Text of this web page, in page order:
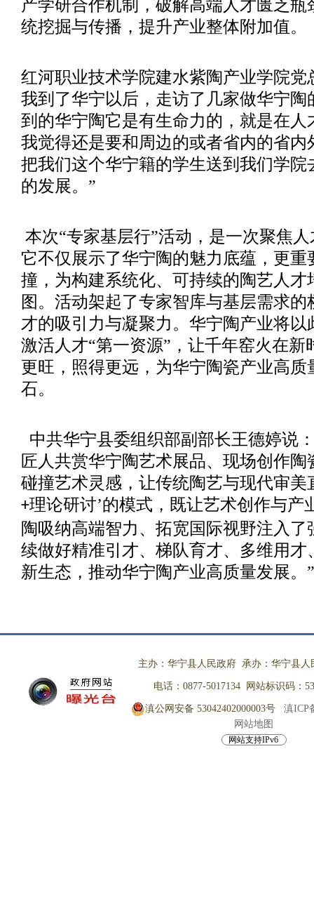
产学研合作机制，破解高端人才匮乏
统挖掘与传播，提升产业整体附加值。
红河职业技术学院建水紫陶产业学院党
我到了华宁以后，走访了几家做华宁
到的华宁陶它是有生命力的，就是在
我觉得还是要和周边的或者省内的省
把我们这个华宁籍的学生送到我们学
的发展。”
本次“专家基层行”活动，是一次聚焦
它不仅展示了华宁陶的魅力底蕴，更
撞，为构建系统化、可持续的陶艺人
图。活动架起了专家智库与基层需求
才的吸引力与凝聚力。华宁陶产业将
激活人才“第一资源”，让千年窑火在
更旺，照得更远，为华宁陶瓷产业高
石。
中共华宁县委组织部副部长王德婷说
匠人共赏华宁陶艺术展品、现场创作
碰撞艺术灵感，让传统陶艺与现代审美
+理论研讨’的模式，既让艺术创作与产
陶吸纳高端智力、拓宽国际视野注入
续做好精准引才、梯队育才、多维用
新生态，推动华宁陶产业高质量发展。”
主办：华宁县人民政府 承办：华宁县人
电话：0877-5017134 网站标识码：
滇公网安备 53042402000003号
滇ICP
网站地图
网站支持IPv6